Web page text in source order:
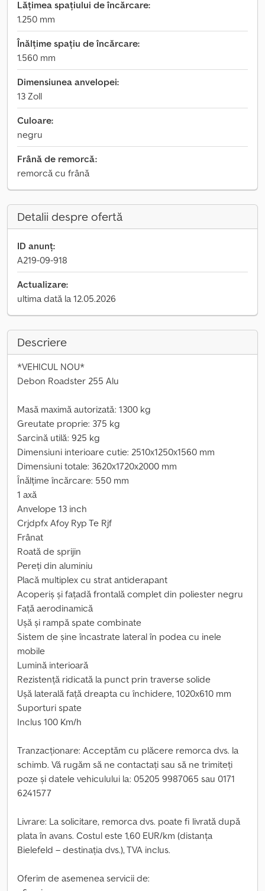
Lățimea spațiului de încărcare:
1.250 mm
Înălțime spațiu de încărcare:
1.560 mm
Dimensiunea anvelopei:
13 Zoll
Culoare:
negru
Frână de remorcă:
remorcă cu frână
Detalii despre ofertă
ID anunț:
A219-09-918
Actualizare:
ultima dată la 12.05.2026
Descriere
*VEHICUL NOU*
Debon Roadster 255 Alu
Masă maximă autorizată: 1300 kg
Greutate proprie: 375 kg
Sarcină utilă: 925 kg
Dimensiuni interioare cutie: 2510x1250x1560 mm
Dimensiuni totale: 3620x1720x2000 mm
Înălțime încărcare: 550 mm
1 axă
Anvelope 13 inch
Crjdpfx Afoy Ryp Te Rjf
Frânat
Roată de sprijin
Pereți din aluminiu
Placă multiplex cu strat antiderapant
Acoperiș și fațadă frontală complet din poliester negru
Față aerodinamică
Ușă și rampă spate combinate
Sistem de șine încastrate lateral în podea cu inele
mobile
Lumină interioară
Rezistență ridicată la punct prin traverse solide
Ușă laterală față dreapta cu închidere, 1020x610 mm
Suporturi spate
Inclus 100 Km/h
Tranzacționare: Acceptăm cu plăcere remorca dvs. la
schimb. Vă rugăm să ne contactați sau să ne trimiteți
poze și datele vehiculului la: 05205 9987065 sau 0171
6241577
Livrare: La solicitare, remorca dvs. poate fi livrată după
plata în avans. Costul este 1,60 EUR/km (distanța
Bielefeld – destinația dvs.), TVA inclus.
Oferim de asemenea servicii de: